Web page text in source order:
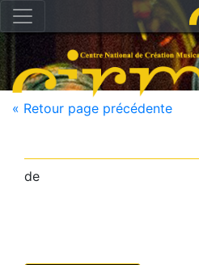
« Retour page précédente
de